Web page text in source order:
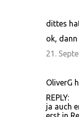
dittes
ok, dann
21.
OliverG
REPLY:
ja auch